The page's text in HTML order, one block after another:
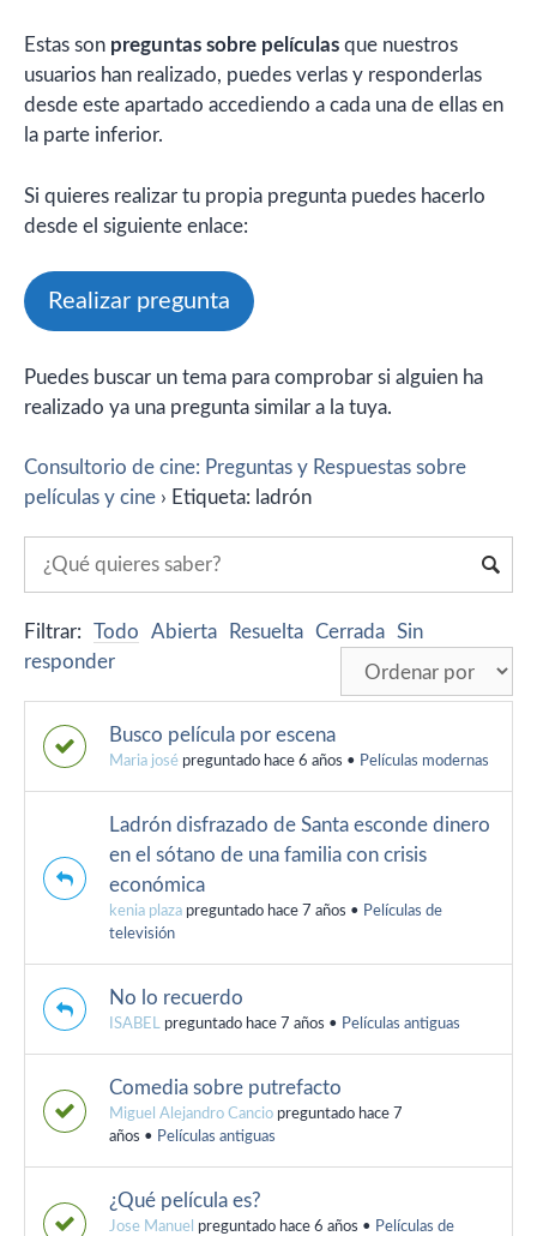
Estas son preguntas sobre películas que nuestros
usuarios han realizado, puedes verlas y responderlas
desde este apartado accediendo a cada una de ellas en
la parte inferior.
Si quieres realizar tu propia pregunta puedes hacerlo
desde el siguiente enlace:
Realizar pregunta
Puedes buscar un tema para comprobar si alguien ha
realizado ya una pregunta similar a la tuya.
Consultorio de cine: Preguntas y Respuestas sobre
películas y cine › Etiqueta: ladrón
Filtrar: Todo Abierta Resuelta Cerrada Sin
responder
Busco película por escena
Maria josé preguntado hace 6 años • Películas modernas
Ladrón disfrazado de Santa esconde dinero
en el sótano de una familia con crisis
económica
kenia plaza preguntado hace 7 años • Películas de
televisión
No lo recuerdo
ISABEL preguntado hace 7 años • Películas antiguas
Comedia sobre putrefacto
Miguel Alejandro Cancio preguntado hace 7
años • Películas antiguas
¿Qué película es?
Jose Manuel preguntado hace 6 años • Películas de